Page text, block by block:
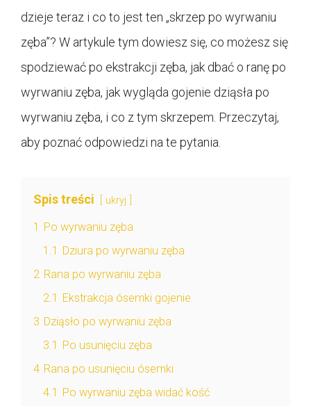
dzieje teraz i co to jest ten „skrzep po wyrwaniu
zęba”? W artykule tym dowiesz się, co możesz się
spodziewać po ekstrakcji zęba, jak dbać o ranę po
wyrwaniu zęba, jak wygląda gojenie dziąsła po
wyrwaniu zęba, i co z tym skrzepem. Przeczytaj,
aby poznać odpowiedzi na te pytania.
Spis treści ukryj
1 Po wyrwaniu zęba
1.1 Dziura po wyrwaniu zęba
2 Rana po wyrwaniu zęba
2.1 Ekstrakcja ósemki gojenie
3 Dziąsło po wyrwaniu zęba
3.1 Po usunięciu zęba
4 Rana po usunięciu ósemki
4.1 Po wyrwaniu zęba widać kość